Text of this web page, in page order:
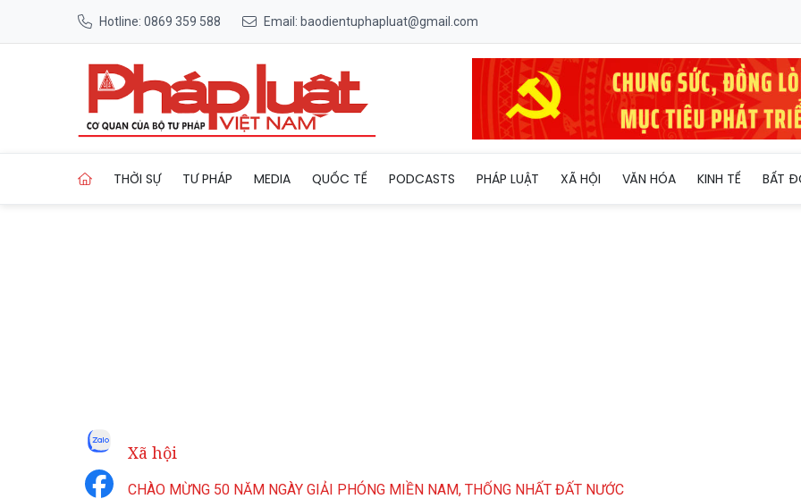
Hotline: 0869 359 588 Email: baodientuphapluat@gmail.com
THỜI SỰ TƯ PHÁP MEDIA QUỐC TẾ PODCASTS PHÁP LUẬT XÃ HỘI VĂN HÓA KINH TẾ BẤT
Xã hội
CHÀO MỪNG 50 NĂM NGÀY GIẢI PHÓNG MIỀN NAM, THỐNG NHẤT ĐẤT NƯỚC